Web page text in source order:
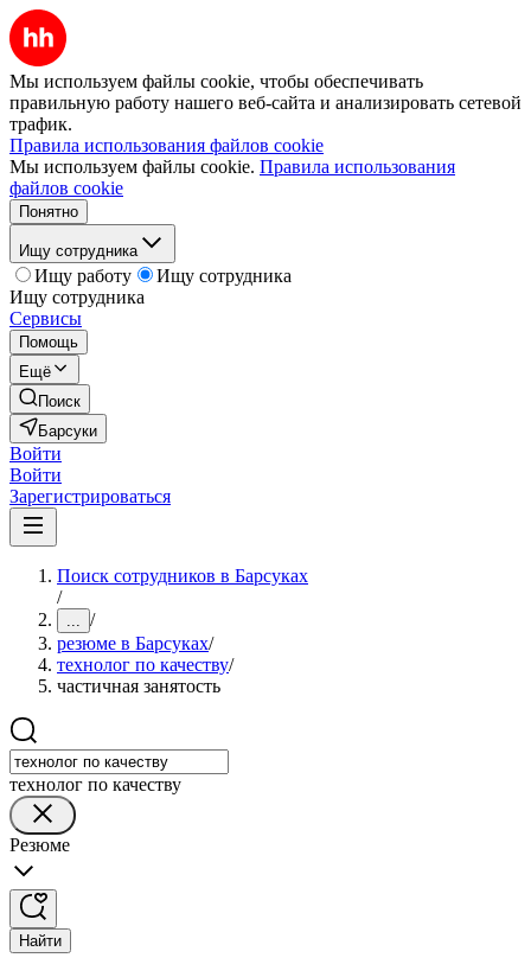
Мы используем файлы cookie, чтобы обеспечивать
правильную работу нашего веб-сайта и анализировать сетевой
трафик.
Правила использования файлов cookie
Мы используем файлы cookie. Правила использования
файлов cookie
Понятно
Ищу сотрудника
Ищу работу
Ищу сотрудника
Ищу сотрудника
Сервисы
Помощь
Ещё
Поиск
Барсуки
Войти
Войти
Зарегистрироваться
Поиск сотрудников в Барсуках
/
... /
резюме в Барсуках/
технолог по качеству/
частичная занятость
технолог по качеству
Резюме
Найти